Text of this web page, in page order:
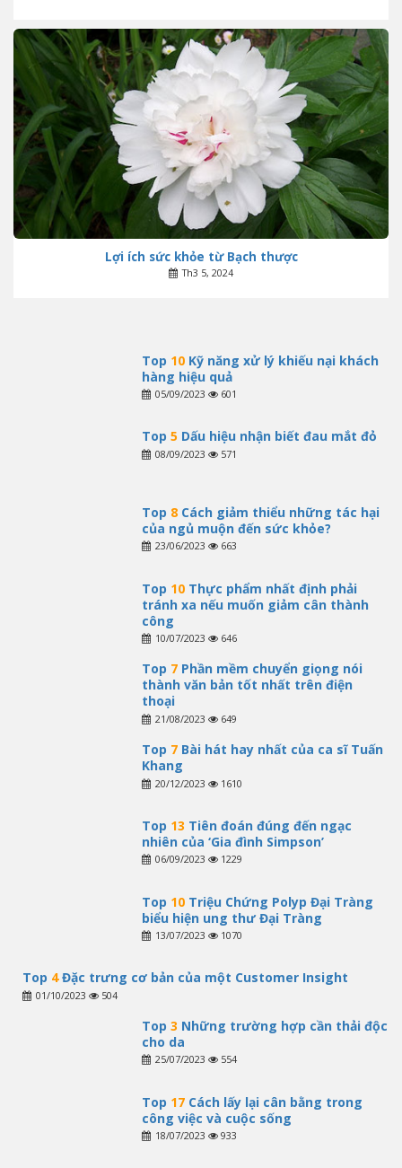
Lợi ích sức khỏe từ Bạch thược
Th3 5, 2024
Top 10Kỹ năng xử lý khiếu nại khách
hàng hiệu quả
05/09/2023 601
Top 5 Dấu hiệu nhận biết đau mắt đỏ
08/09/2023 571
Top 8Cách giảm thiểu những tác hại
của ngủ muộn đến sức khỏe?
23/06/2023 663
Top 10Thực phẩm nhất định phải
tránh xa nếu muốn giảm cân thành
công
10/07/2023 646
Top 7Phần mềm chuyển giọng nói
thành văn bản tốt nhất trên điện
thoại
21/08/2023 649
Top 7Bài hát hay nhất của ca sĩ Tuấn
Khang
20/12/2023 1610
Top 13 Tiên đoán đúng đến ngạc
nhiên của ‘Gia đình Simpson’
06/09/2023 1229
Top 10Triệu Chứng Polyp Đại Tràng
biểu hiện ung thư Đại Tràng
13/07/2023 1070
Top 4Đặc trưng cơ bản của một Customer Insight
01/10/2023 504
Top 3 Những trường hợp cần thải độc
cho da
25/07/2023 554
Top 17Cách lấy lại cân bằng trong
công việc và cuộc sống
18/07/2023 933